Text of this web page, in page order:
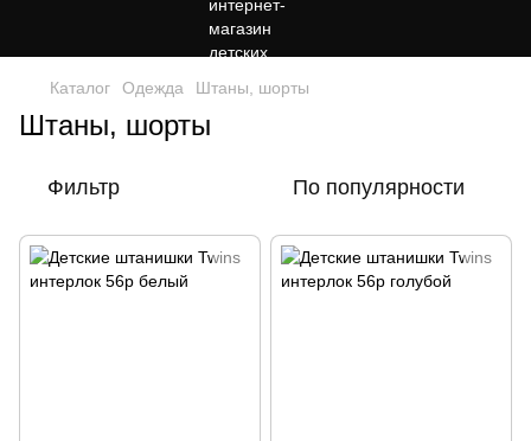
Каталог Одежда Штаны, шорты
Штаны, шорты
Фильтр По популярности